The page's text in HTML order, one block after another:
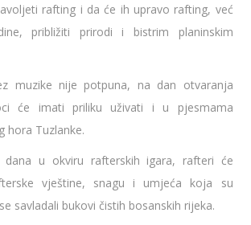
rafting i da će ih upravo rafting, već
približiti prirodi i bistrim planinskim
muzike nije potpuna, na dan otvaranja
će imati priliku uživati i u pjesmama
hora Tuzlanke.
dana u okviru rafterskih igara, rafteri će
vještine, snagu i umjeća koja su
savladali bukovi čistih bosanskih rijeka.